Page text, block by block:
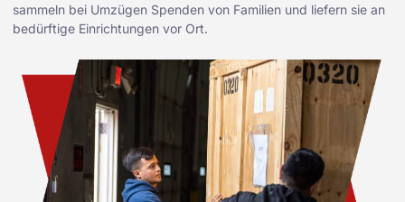
sammeln bei Umzügen Spenden von Familien und liefern sie an
bedürftige Einrichtungen vor Ort.